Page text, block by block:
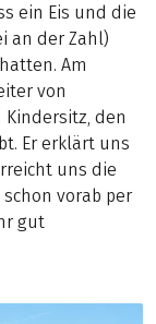
ein Eis und die
an der Zahl)
Am
von
Kindersitz, den
Er erklärt uns
uns die
schon vorab per
gut